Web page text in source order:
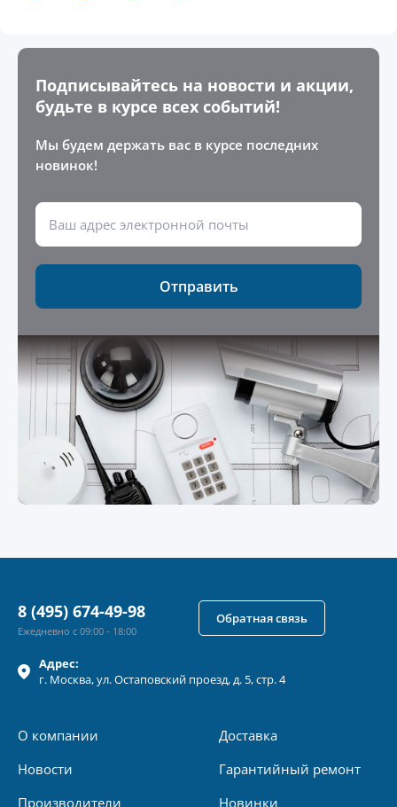
Подписывайтесь на новости и акции,
будьте в курсе всех событий!
Мы будем держать вас в курсе последних
новинок!
Отправить
Адрес:
г. Москва, ул.Остаповский проезд, д. 5, стр. 4
О компании
Новости
Производители
Доставка
Гарантийный ремонт
Новинки
8 (495) 674-49-98
Ежедневно с 09:00 - 18:00
Обратная связь